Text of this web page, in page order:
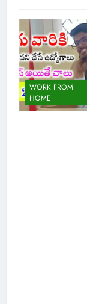
WORK FROM
HOME